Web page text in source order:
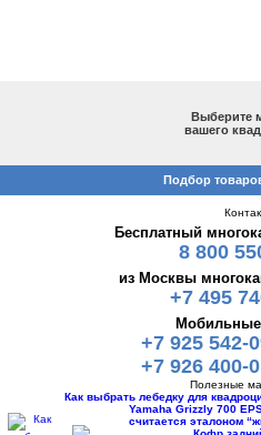
Выберите
вашего
Подбор
Бесплатный
8 800
из Москвы
+7 495
+7 925 542-
+7 926 400-
Полезные
Как выбрать лебедку для
Yamaha Grizzly 700
считается эталоном